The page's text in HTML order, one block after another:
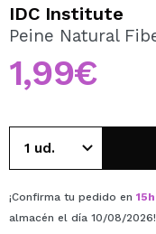
Al crear una cuenta
tus compras
pedidos y consultar
IDC Institute
Peine Natural
1,99€
¡Confirma tu pedido en 15h
almacén el día 10/08/2026!